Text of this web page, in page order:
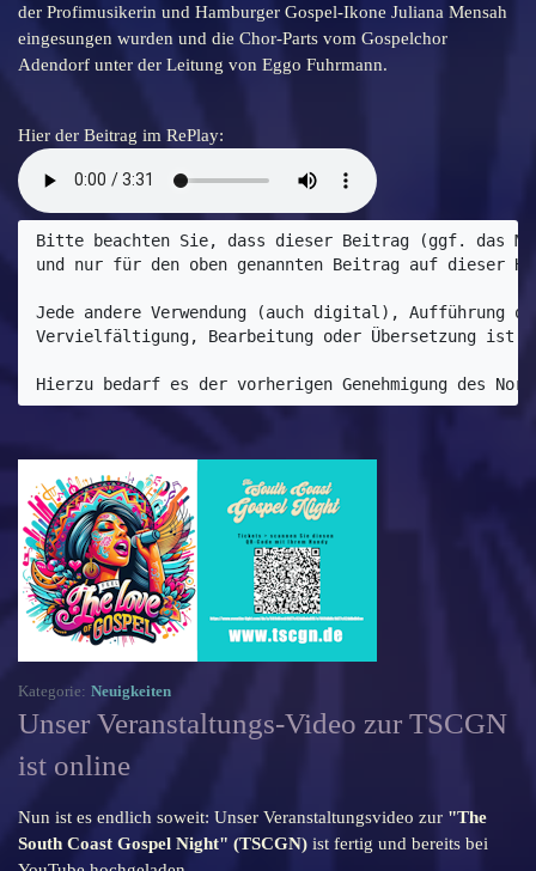
der Profimusikerin und Hamburger Gospel-Ikone Juliana Mensah
eingesungen wurden und die Chor-Parts vom Gospelchor
Adendorf unter der Leitung von Eggo Fuhrmann.
Hier der Beitrag im RePlay:
Bitte beachten Sie, dass dieser Beitrag (ggf. das
und nur für den oben genannten Beitrag auf dieser
Jede andere Verwendung (auch digital),
Vervielfältigung, Bearbeitung oder Übersetzung ist
Hierzu bedarf es der vorherigen Genehmigung des
Kategorie: Neuigkeiten
Unser Veranstaltungs-Video zur TSCGN
ist online
Nun ist es endlich soweit: Unser Veranstaltungsvideo zur "The
South Coast Gospel Night" (TSCGN) ist fertig und bereits bei